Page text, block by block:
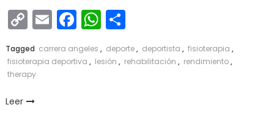
Copy
Link
EmailFacebook
WhatsApp
Compartir
Tagged carrera angeles , deporte, deportista , fisioterapia ,
fisioterapia deportiva , lesión , rehabilitación , rendimiento,
therapy
Leer